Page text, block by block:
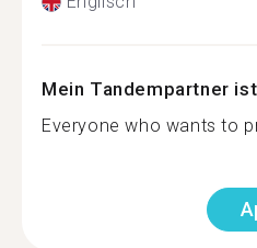
Mein Tandempartner ist
Everyone who wants to